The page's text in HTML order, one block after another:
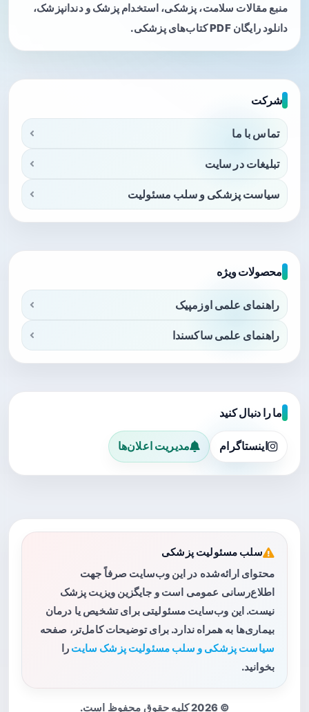
منبع مقالات سلامت، پزشکی، استخدام پزشک و دندانپزشک،
دانلود رایگان PDF کتاب‌های پزشکی.
شرکت
تماس با ما
تبلیغات در سایت
سیاست پزشکی و سلب مسئولیت
محصولات ویژه
راهنمای علمی اوزمپیک
راهنمای علمی ساکسندا
ما را دنبال کنید
اینستاگرام مدیریت اعلان‌ها
سلب مسئولیت پزشکی
محتوای ارائه‌شده در این وب‌سایت صرفاً جهت
اطلاع‌رسانی عمومی است و جایگزین ویزیت پزشک
نیست. این وب‌سایت مسئولیتی برای تشخیص یا درمان
بیماری‌ها به همراه ندارد. برای توضیحات کامل‌تر، صفحه
سیاست پزشکی و سلب مسئولیت پزشک سایت را
بخوانید.
© 2026 کلیه حقوق محفوظ است.